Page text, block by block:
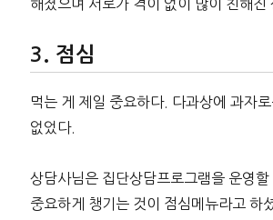
해졌으며 서로가 격이 없이 많이 친해진
점심
먹는 게 제일 중요하다. 다과상에 과자
없었다.
상담사님은 집단상담프로그램을 운영할
중요하게 챙기는 것이 점심메뉴라고 하